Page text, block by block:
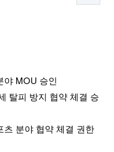
야 MOU 승인
탈피 방지 협약 체결 승
츠 분야 협약 체결 권한